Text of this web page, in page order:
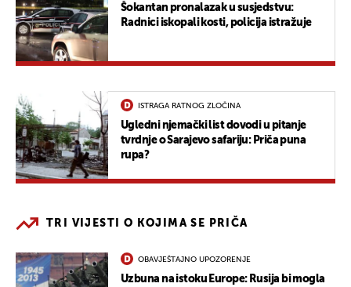
Šokantan pronalazak u susjedstvu:
Radnici iskopali kosti, policija istražuje
ISTRAGA RATNOG ZLOČINA
Ugledni njemački list dovodi u pitanje
tvrdnje o Sarajevo safariju: Priča puna
rupa?
TRI VIJESTI O KOJIMA SE PRIČA
OBAVJEŠTAJNO UPOZORENJE
Uzbuna na istoku Europe: Rusija bi mogla